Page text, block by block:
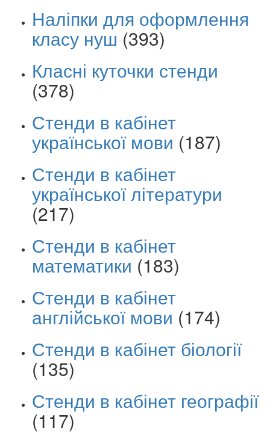
Наліпки для оформлення
класу нуш (393)
Класні куточки стенди
(378)
Стенди в кабінет
української мови (187)
Стенди в кабінет
української літератури
(217)
Стенди в кабінет
математики (183)
Стенди в кабінет
англійської мови (174)
Стенди в кабінет біології
(135)
Стенди в кабінет географії
(117)